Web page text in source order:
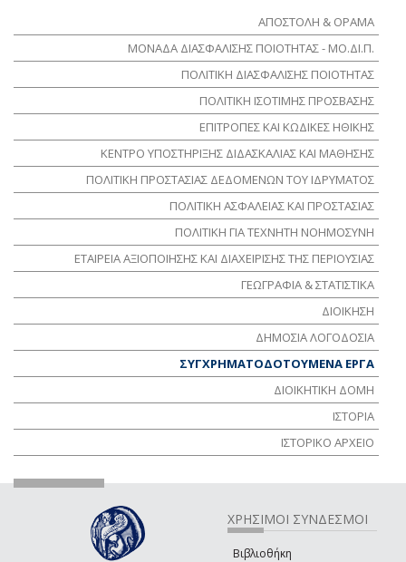
ΑΠΟΣΤΟΛΗ & ΟΡΑΜΑ
ΜΟΝΑΔΑ ΔΙΑΣΦΑΛΙΣΗΣ ΠΟΙΟΤΗΤΑΣ - ΜΟ.ΔΙ.Π.
ΠΟΛΙΤΙΚΗ ΔΙΑΣΦΑΛΙΣΗΣ ΠΟΙΟΤΗΤΑΣ
ΠΟΛΙΤΙΚΗ ΙΣΟΤΙΜΗΣ ΠΡΟΣΒΑΣΗΣ
ΕΠΙΤΡΟΠΕΣ ΚΑΙ ΚΩΔΙΚΕΣ ΗΘΙΚΗΣ
ΚΕΝΤΡΟ ΥΠΟΣΤΗΡΙΞΗΣ ΔΙΔΑΣΚΑΛΙΑΣ ΚΑΙ ΜΑΘΗΣΗΣ
ΠΟΛΙΤΙΚΗ ΠΡΟΣΤΑΣΙΑΣ ΔΕΔΟΜΕΝΩΝ ΤΟΥ ΙΔΡΥΜΑΤΟΣ
ΠΟΛΙΤΙΚΗ ΑΣΦΑΛΕΙΑΣ ΚΑΙ ΠΡΟΣΤΑΣΙΑΣ
ΠΟΛΙΤΙΚΗ ΓΙΑ ΤΕΧΝΗΤΗ ΝΟΗΜΟΣΥΝΗ
ΕΤΑΙΡΕΙΑ ΑΞΙΟΠΟΙΗΣΗΣ ΚΑΙ ΔΙΑΧΕΙΡΙΣΗΣ ΤΗΣ ΠΕΡΙΟΥΣΙΑΣ
ΓΕΩΓΡΑΦΙΑ & ΣΤΑΤΙΣΤΙΚΑ
ΔΙΟΙΚΗΣΗ
ΔΗΜΟΣΙΑ ΛΟΓΟΔΟΣΙΑ
ΣΥΓΧΡΗΜΑΤΟΔΟΤΟΥΜΕΝΑ ΕΡΓΑ
ΔΙΟΙΚΗΤΙΚΗ ΔΟΜΗ
ΙΣΤΟΡΙΑ
ΙΣΤΟΡΙΚΟ ΑΡΧΕΙΟ
ΧΡΗΣΙΜΟΙ ΣΥΝΔΕΣΜΟΙ
Βιβλιοθήκη